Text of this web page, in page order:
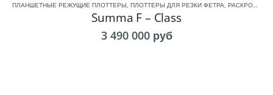
ПЛАНШЕТНЫЕ РЕЖУЩИЕ ПЛОТТЕРЫ, ПЛОТТЕРЫ ДЛЯ РЕЗКИ ФЕТРА, РАСКРОЙНЫЙ ПЛОТТЕРЫ
Summa F – Class
3 490 000 руб